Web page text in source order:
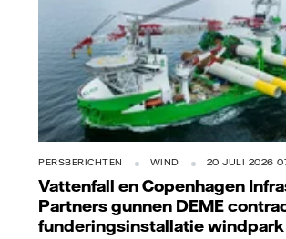
PERSBERICHTEN WIND 20 JULI 2026
Vattenfall en Copenhagen
Partners gunnen DEME
funderingsinstallatie